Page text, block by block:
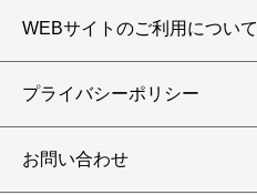
WEBサイトのご利用について
プライバシーポリシー
お問い合わせ